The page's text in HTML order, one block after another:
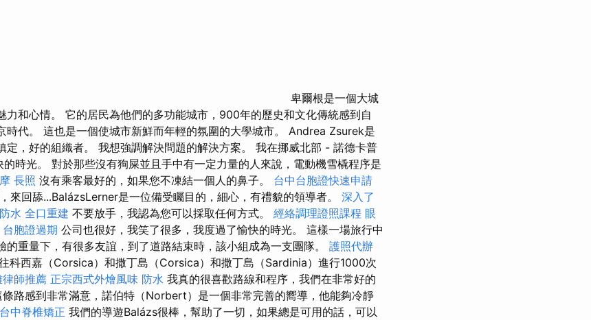
卑爾根是一個大城
力和心情。 它的居民為他們的多功能城市，900年的歷史和文化傳統感到自
時代。 這也是一個使城市新鮮而年輕的氛圍的大學城市。 Andrea Zsurek是
定，好的組織者。 我想強調解決問題的解決方案。 我在挪威北部 - 諾德卡普
的時光。 對於那些沒有狗屎並且手中有一定力量的人來說，電動機雪橇程序是
長照 沒有乘客最好的，如果您不凍結一個人的鼻子。 台中台胞證快速申請
來回舔...BalázsLerner是一位備受矚目的，細心，有禮貌的領導者。 深入了
水 全口重建 不要放手，我認為您可以採取任何方式。 經絡調理證照課程 眼
台胞證過期 公司也很好，我笑了很多，我度過了愉快的時光。 這樣一場旅行中
的重量下，有很多友誼，到了道路結束時，該小組成為一支團隊。 護照代辦
科西嘉（Corsica）和撒丁島（Corsica）和撒丁島（Sardinia）進行1000次
律師推薦 正宗西式外燴風味 防水 我真的很喜歡路線和程序，我們在非常好的
條路感到非常滿意，諾伯特（Norbert）是一個非常完善的嚮導，他能夠冷靜
台中脊椎矯正 我們的導遊Balázs很棒，幫助了一切，如果總是可用的話，可以